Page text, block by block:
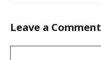
Leave a Comment